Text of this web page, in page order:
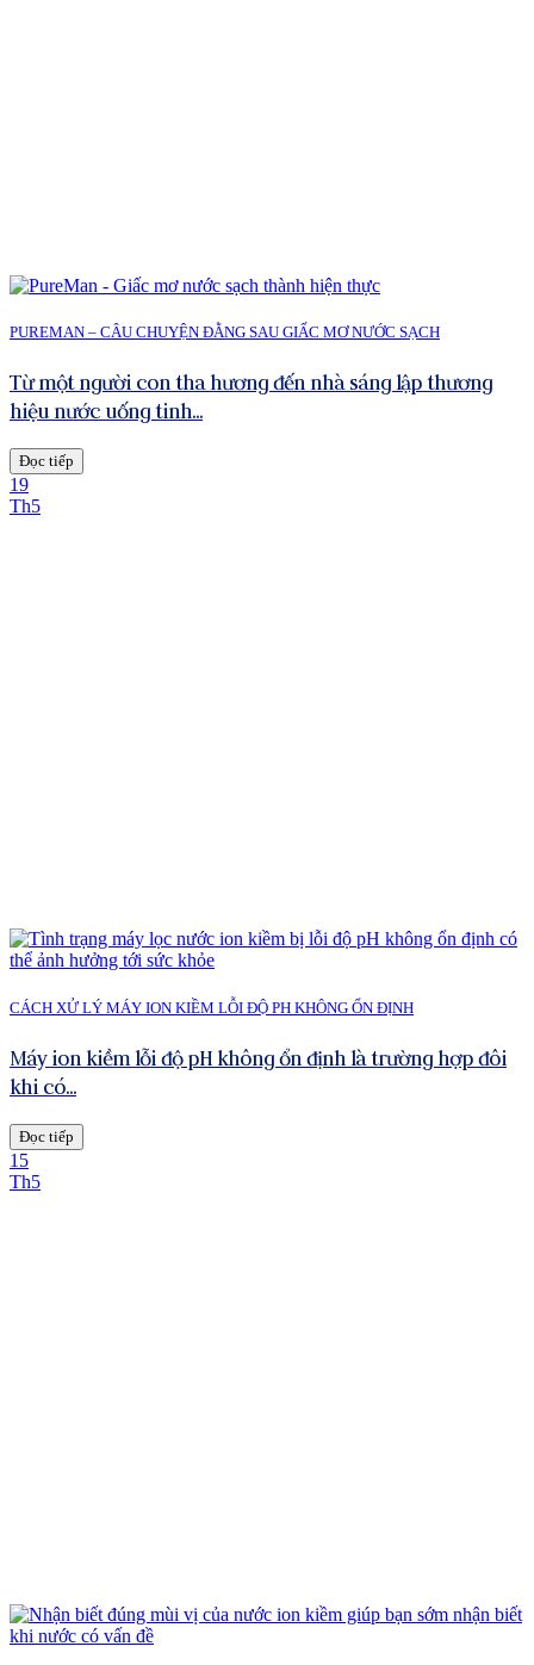
PUREMAN – CÂU CHUYỆN ĐẰNG SAU GIẤC MƠ NƯỚC SẠCH
Từ một người con tha hương đến nhà sáng lập thương
hiệu nước uống tinh...
Đọc tiếp
19
Th5
CÁCH XỬ LÝ MÁY ION KIỀM LỖI ĐỘ PH KHÔNG ỔN ĐỊNH
Máy ion kiềm lỗi độ pH không ổn định là trường hợp đôi
khi có...
Đọc tiếp
15
Th5